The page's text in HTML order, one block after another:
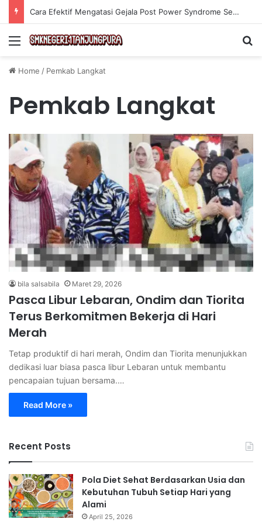
Cara Efektif Mengatasi Gejala Post Power Syndrome Setelah Pensiun Kerja
Menu
Home / Pemkab Langkat
Pemkab Langkat
bila salsabila Maret 29, 2026
Pasca Libur Lebaran, Ondim dan Tiorita
Terus Berkomitmen Bekerja di Hari
Merah
Tetap produktif di hari merah, Ondim dan Tiorita menunjukkan
dedikasi luar biasa pasca libur Lebaran untuk membantu
pencapaian tujuan bersama.…
Read More »
Recent Posts
Pola Diet Sehat Berdasarkan Usia dan
Kebutuhan Tubuh Setiap Hari yang
Alami
April 25, 2026